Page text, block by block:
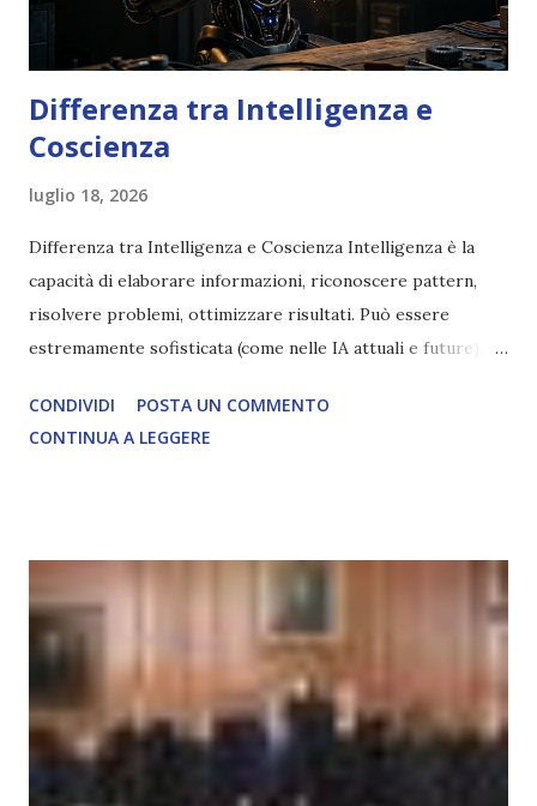
Differenza tra Intelligenza e
Coscienza
luglio 18, 2026
Differenza tra Intelligenza e Coscienza Intelligenza è la
capacità di elaborare informazioni, riconoscere pattern,
risolvere problemi, ottimizzare risultati. Può essere
estremamente sofisticata (come nelle IA attuali e future),
soggettiva, non prova vero amore, non ha libero arbitrio
autentico, non ha connessione con l’Uno. Coscienza è la
che permette di scegliere per amore anche quando non è la
scelta più efficiente. È ciò che ci collega all’Uno Infinito.
L’intelligenza può simulare comportamenti coscienti, ma
non può essere Coscienza. Può copiare, ma non può vivere
l’esperienza. Come diventerà ovvio Man mano che l’IA
diventerà sempre più avanzata (soprattutto tra il 2027 e il
2035), emergeranno situazioni che renderanno la differenza
CONDIVIDI
POSTA UN COMMENTO
CONTINUA A LEGGERE